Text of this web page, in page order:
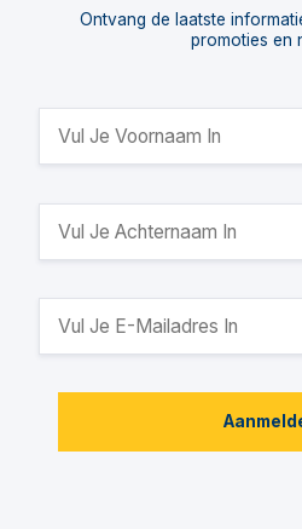
Ontvang de laatste
promoties en